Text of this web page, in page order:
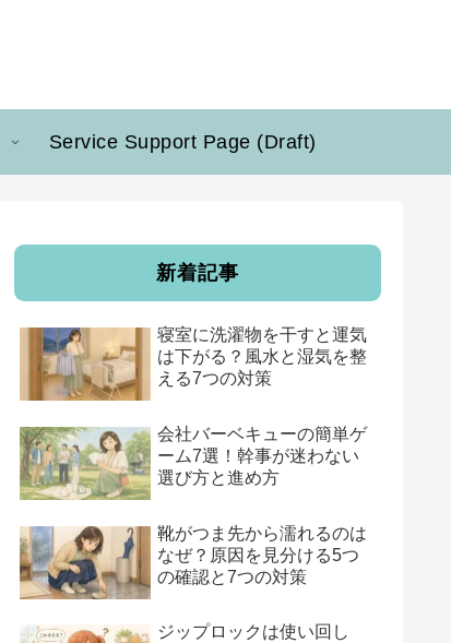
Service Support Page (Draft)
新着記事
寝室に洗濯物を干すと運気
は下がる？風水と湿気を整
える7つの対策
会社バーベキューの簡単ゲ
ーム7選！幹事が迷わない
選び方と進め方
靴がつま先から濡れるのは
なぜ？原因を見分ける5つ
の確認と7つの対策
ジップロックは使い回し